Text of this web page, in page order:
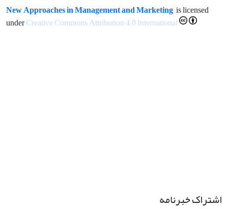
New Approaches in Management and Marketing is licensed
underCreative Commons Attribution 4.0 International
اشتراک خبرنامه